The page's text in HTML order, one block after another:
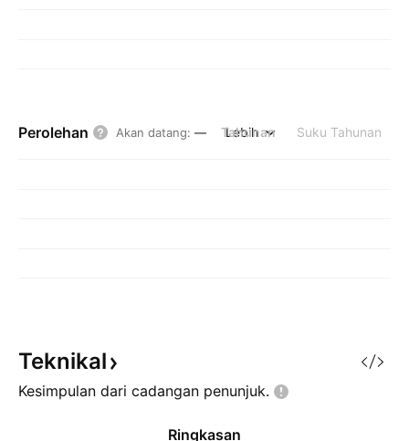
Perolehan Akan datang: — Tahunan Suku Tahunan
Lebih
Teknikal
Kesimpulan dari cadangan penunjuk.
Ringkasan